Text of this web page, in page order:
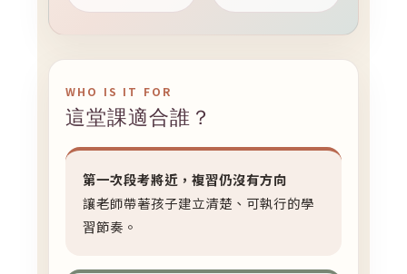
WHO IS IT FOR
這堂課適合誰？
第一次段考將近，複習仍沒有方向
讓老師帶著孩子建立清楚、可執行的學
習節奏。